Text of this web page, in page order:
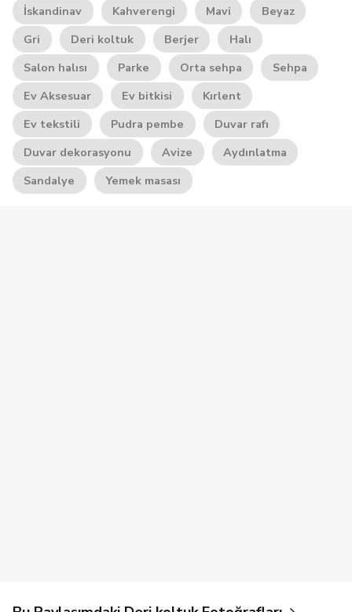
İskandinav
Kahverengi Mavi
Beyaz
Gri
Deri koltuk Berjer
Halı
Salon halısı
Parke Orta sehpa
Sehpa
Ev Aksesuar
Ev bitkisi
Kırlent
Ev tekstili
Pudra pembe
Duvar rafı
Duvar dekorasyonu
Avize
Aydınlatma
Sandalye
Yemek masası